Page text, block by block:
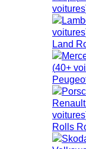
voitures
voitures
Land
(40+
Renault
voitures
Rolls